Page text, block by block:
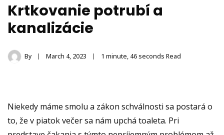
Krtkovanie potrubí a
kanalizácie
By March 4, 2023 1 minute, 46 seconds Read
Niekedy máme smolu a zákon schválnosti sa postará o
to, že v piatok večer sa nám upchá toaleta. Pri